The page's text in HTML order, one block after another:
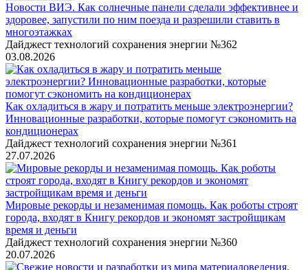
Новости ВИЭ. Как солнечные панели сделали эффективнее и
здоровее, запустили по ним поезда и разрешили ставить в
многоэтажках
Дайджест технологий сохранения энергии №362
03.08.2026
Как охладиться в жару и потратить меньше электроэнергии?
Инновационные разработки, которые помогут сэкономить на
кондиционерах
Дайджест технологий сохранения энергии №361
27.07.2026
Мировые рекорды и незаменимая помощь. Как роботы строят
города, входят в Книгу рекордов и экономят застройщикам
время и деньги
Дайджест технологий сохранения энергии №360
20.07.2026